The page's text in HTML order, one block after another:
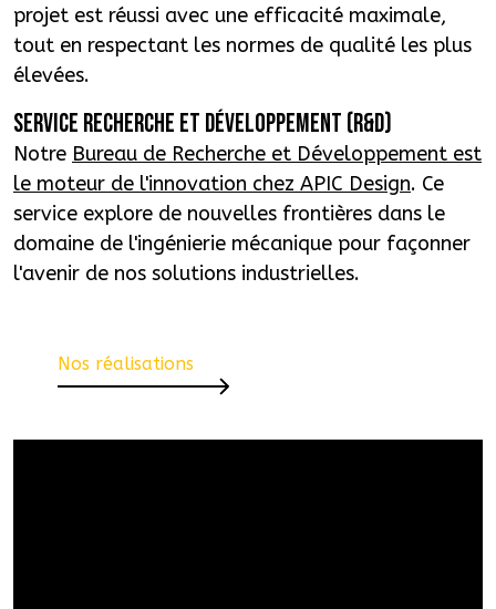
projet est réussi avec une efficacité maximale,
tout en respectant les normes de qualité les plus
élevées.
SERVICE RECHERCHE ET DÉVELOPPEMENT (R&D)
Notre Bureau de Recherche et Développement est
le moteur de l'innovation chez APIC Design. Ce
service explore de nouvelles frontières dans le
domaine de l'ingénierie mécanique pour façonner
l'avenir de nos solutions industrielles.
Nos réalisations